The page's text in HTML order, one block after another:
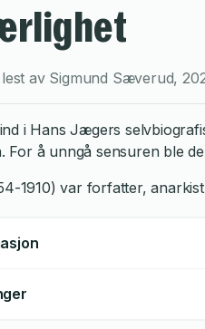
lest av Sigmund Sæverud,
i Hans Jægers
For å unngå sensuren ble
1910) var forfatter,